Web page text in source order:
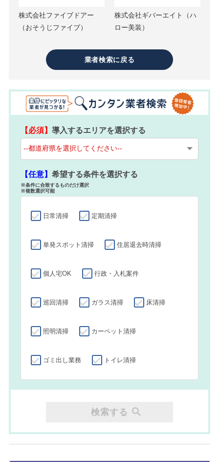
株式会社ファイブドアー
（おそうじファイブ）
株式会社ギバーエイト（ハ
ロー美装）
業者検索に戻る
【必須】導入するエリアを選択する
【任意】希望する条件を選択する
※条件に合致するものだけ選択
※複数選択可能
日常清掃 定期清掃
単発スポット清掃 住居退去時清掃
個人宅OK 行政・入札案件
巡回清掃 ガラス清掃 床清掃
照明清掃 カーペット清掃
ゴミ出し業務 トイレ清掃
検索する